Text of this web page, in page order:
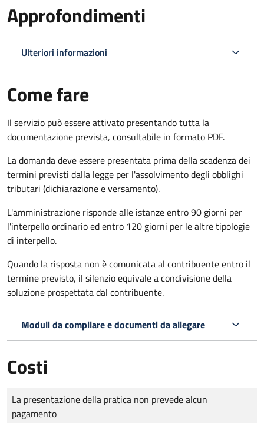
Approfondimenti
Ulteriori informazioni
Come fare
Il servizio può essere attivato presentando tutta la
documentazione prevista, consultabile in formato PDF.
La domanda deve essere presentata prima della scadenza dei
termini previsti dalla legge per l'assolvimento degli obblighi
tributari (dichiarazione e versamento).
L'amministrazione risponde alle istanze entro 90 giorni per
l'interpello ordinario ed entro 120 giorni per le altre tipologie
di interpello.
Quando la risposta non è comunicata al contribuente entro il
termine previsto, il silenzio equivale a condivisione della
soluzione prospettata dal contribuente.
Moduli da compilare e documenti da allegare
Costi
Tipo di pagamento
Importo
La presentazione della pratica non prevede alcun
pagamento